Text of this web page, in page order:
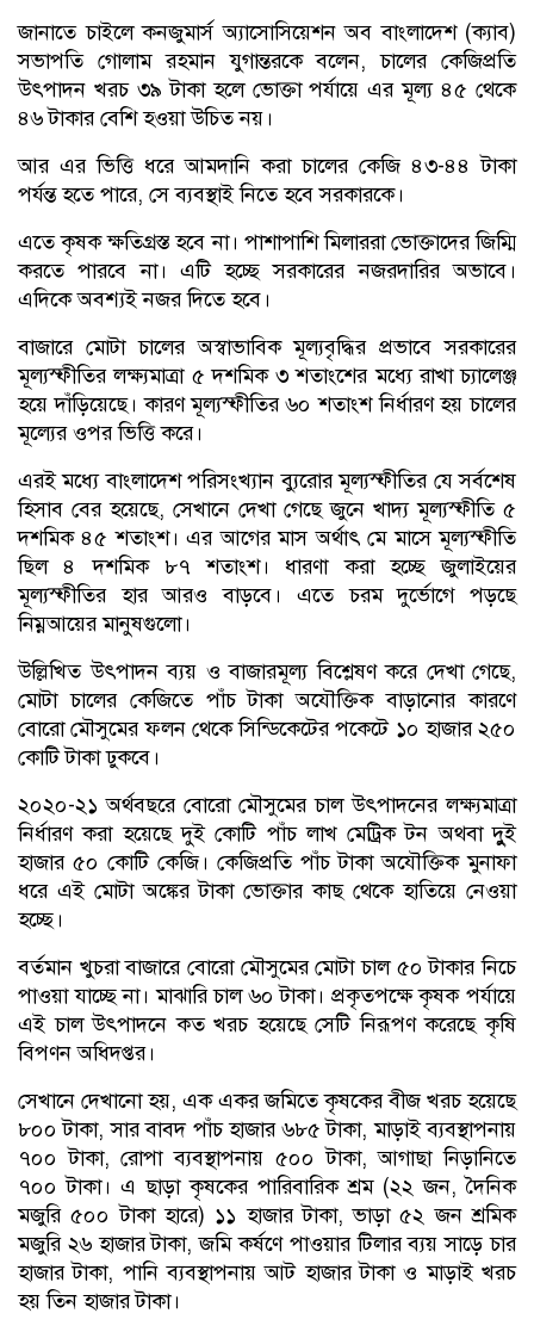
জানাতে চাইলে কনজুমার্স অ্যাসোসিয়েশন অব বাংলাদেশ (ক্যাব)
সভাপতি গোলাম রহমান যুগান্তরকে বলেন, চালের কেজিপ্রতি
উৎপাদন খরচ ৩৯ টাকা হলে ভোক্তা পর্যায়ে এর মূল্য ৪৫ থেকে
৪৬ টাকার বেশি হওয়া উচিত নয়।
আর এর ভিত্তি ধরে আমদানি করা চালের কেজি ৪৩-৪৪ টাকা
পর্যন্ত হতে পারে, সে ব্যবস্থাই নিতে হবে সরকারকে।
এতে কৃষক ক্ষতিগ্রস্ত হবে না। পাশাপাশি মিলাররা ভোক্তাদের জিম্মি
করতে পারবে না। এটি হচ্ছে সরকারের নজরদারির অভাবে।
এদিকে অবশ্যই নজর দিতে হবে।
বাজারে মোটা চালের অস্বাভাবিক মূল্যবৃদ্ধির প্রভাবে সরকারের
মূল্যস্ফীতির লক্ষ্যমাত্রা ৫ দশমিক ৩ শতাংশের মধ্যে রাখা চ্যালেঞ্জ
হয়ে দাঁড়িয়েছে। কারণ মূল্যস্ফীতির ৬০ শতাংশ নির্ধারণ হয় চালের
মূল্যের ওপর ভিত্তি করে।
এরই মধ্যে বাংলাদেশ পরিসংখ্যান ব্যুরোর মূল্যস্ফীতির যে সর্বশেষ
হিসাব বের হয়েছে, সেখানে দেখা গেছে জুনে খাদ্য মূল্যস্ফীতি ৫
দশমিক ৪৫ শতাংশ। এর আগের মাস অর্থাৎ মে মাসে মূল্যস্ফীতি
ছিল ৪ দশমিক ৮৭ শতাংশ। ধারণা করা হচ্ছে জুলাইয়ের
মূল্যস্ফীতির হার আরও বাড়বে। এতে চরম দুর্ভোগে পড়ছে
নিম্নআয়ের মানুষগুলো।
উল্লিখিত উৎপাদন ব্যয় ও বাজারমূল্য বিশ্লেষণ করে দেখা গেছে,
মোটা চালের কেজিতে পাঁচ টাকা অযৌক্তিক বাড়ানোর কারণে
বোরো মৌসুমের ফলন থেকে সিন্ডিকেটের পকেটে ১০ হাজার ২৫০
কোটি টাকা ঢুকবে।
২০২০-২১ অর্থবছরে বোরো মৌসুমের চাল উৎপাদনের লক্ষ্যমাত্রা
নির্ধারণ করা হয়েছে দুই কোটি পাঁচ লাখ মেট্রিক টন অথবা দুুই
হাজার ৫০ কোটি কেজি। কেজিপ্রতি পাঁচ টাকা অযৌক্তিক মুনাফা
ধরে এই মোটা অঙ্কের টাকা ভোক্তার কাছ থেকে হাতিয়ে নেওয়া
হচ্ছে।
বর্তমান খুচরা বাজারে বোরো মৌসুমের মোটা চাল ৫০ টাকার নিচে
পাওয়া যাচ্ছে না। মাঝারি চাল ৬০ টাকা। প্রকৃতপক্ষে কৃষক পর্যায়ে
এই চাল উৎপাদনে কত খরচ হয়েছে সেটি নিরূপণ করেছে কৃষি
বিপণন অধিদপ্তর।
সেখানে দেখানো হয়, এক একর জমিতে কৃষকের বীজ খরচ হয়েছে
৮০০ টাকা, সার বাবদ পাঁচ হাজার ৬৮৫ টাকা, মাড়াই ব্যবস্থাপনায়
৭০০ টাকা, রোপা ব্যবস্থাপনায় ৫০০ টাকা, আগাছা নিড়ানিতে
৭০০ টাকা। এ ছাড়া কৃষকের পারিবারিক শ্রম (২২ জন, দৈনিক
মজুরি ৫০০ টাকা হারে) ১১ হাজার টাকা, ভাড়া ৫২ জন শ্রমিক
মজুরি ২৬ হাজার টাকা, জমি কর্ষণে পাওয়ার টিলার ব্যয় সাড়ে চার
হাজার টাকা, পানি ব্যবস্থাপনায় আট হাজার টাকা ও মাড়াই খরচ
হয় তিন হাজার টাকা।